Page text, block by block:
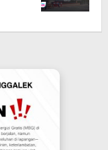
tv